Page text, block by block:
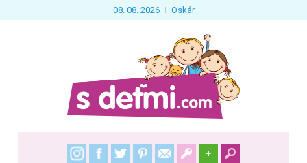
08. 08. 2026 Oskár
+